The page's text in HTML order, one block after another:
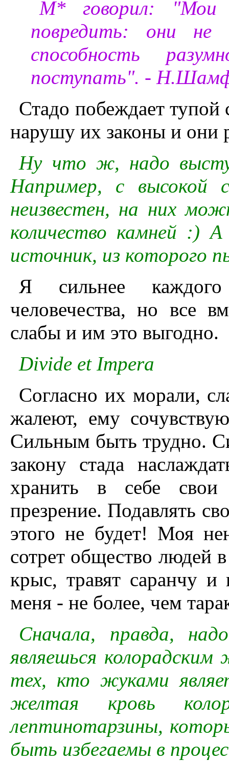
М* говорил: "Мои
повредить: они
способность
поступать". -
Стадо побеждает
нарушу их законы и они
Ну что ж, надо
Например, с высокой
неизвестен, на них
количество камней :)
источник, из которого
Я сильнее каждого
человечества, но все
слабы и им это выгодно.
Divide et Impera
Согласно их морали,
жалеют, ему
Сильным быть трудно.
закону стада
хранить в себе свои
презрение. Подавлять
этого не будет! Моя
сотрет общество людей
крыс, травят саранчу
меня - не более, чем
Сначала, правда,
являешься
тех, кто жуками
желтая кровь
лептинотарзины,
быть избегаемы в